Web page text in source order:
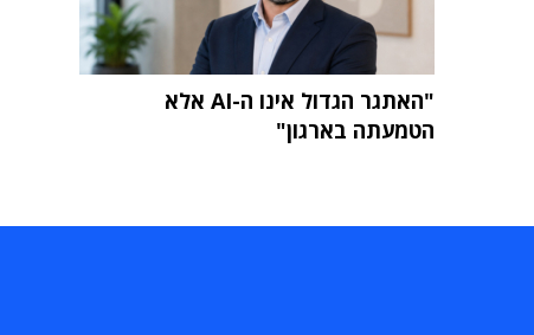
"האתגר הגדול אינו ה-AI אלא
הטמעתה בארגון"